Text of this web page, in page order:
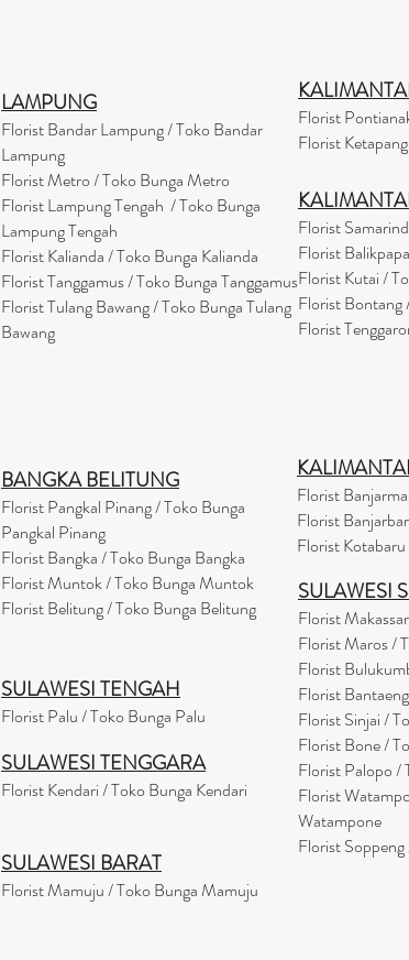
LAMPUNG
Florist Bandar Lampung / Toko Bandar
Lampung
Florist Metro / Toko Bunga Metro
Florist Lampung Tengah / Toko Bunga
Lampung Tengah
Florist Kalianda / Toko Bunga Kalianda
Florist Tanggamus / Toko Bunga Tanggamus
Florist Tulang Bawang / Toko Bunga Tulang
Bawang
Florist
Florist
Florist
Florist
Florist Kutai /
Florist Bontang
Florist
Florist
Florist
Florist
BANGKA BELITUNG
Florist Pangkal Pinang / Toko Bunga
Pangkal Pinang
Florist Bangka / Toko Bunga Bangka
Florist Muntok / Toko Bunga Muntok
Florist Belitung / Toko Bunga Belitung
SULAWESI TENGAH
Florist Palu / Toko Bunga Palu
SULAWESI TENGGARA
Florist Kendari / Toko Bunga Kendari
SULAWESI
Florist
Florist Maros /
Florist
Florist
Florist Sinjai /
Florist Bone /
Florist Palopo /
Florist
Watampone
Florist
SULAWESI BARAT
Florist Mamuju / Toko Bunga Mamuju